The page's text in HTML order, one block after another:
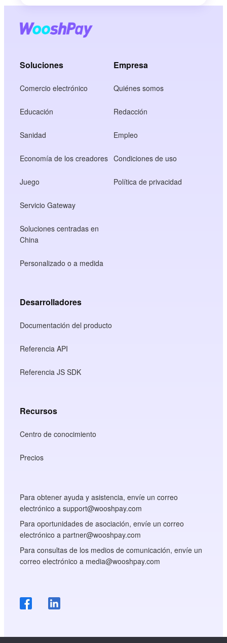
Soluciones
Comercio electrónico
Educación
Sanidad
Economía de los creadores
Juego
Servicio Gateway
Soluciones centradas en
China
Personalizado o a medida
Empresa
Quiénes somos
Redacción
Empleo
Condiciones de uso
Política de privacidad
Desarrolladores
Documentación del producto
Referencia API
Referencia JS SDK
Recursos
Centro de conocimiento
Precios
Para obtener ayuda y asistencia, envíe un correo
electrónico a support@wooshpay.com
Para oportunidades de asociación, envíe un correo
electrónico a partner@wooshpay.com
Para consultas de los medios de comunicación, envíe un
correo electrónico a media@wooshpay.com